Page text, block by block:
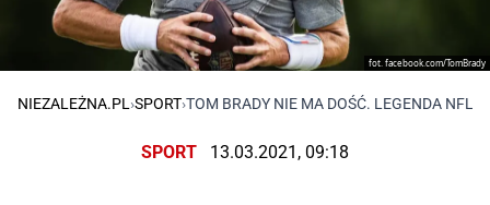
fot. facebook.com/TomBrady
NIEZALEŻNA.PL ›SPORT›TOM BRADY NIE MA DOŚĆ. LEGENDA NFL
SPORT 13.03.2021, 09:18